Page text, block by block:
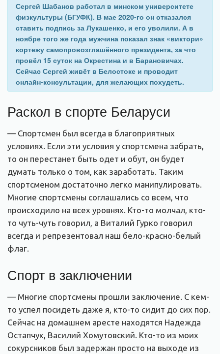
Сергей Шабанов работал в минском университете
физкультуры (БГУФК). В мае 2020-го он отказался
ставить подпись за Лукашенко, и его уволили. А в
ноябре того же года мужчина показал знак «виктори»
кортежу самопровозглашённого президента, за что
провёл 15 суток на Окрестина и в Барановичах.
Сейчас Сергей живёт в Белостоке и проводит
онлайн-консультации, для желающих похудеть.
Раскол в спорте Беларуси
— Спортсмен был всегда в благоприятных
условиях. Если эти условия у спортсмена забрать,
то он перестанет быть одет и обут, он будет
думать только о том, как заработать. Таким
спортсменом достаточно легко манипулировать.
Многие спортсмены соглашались со всем, что
происходило на всех уровнях. Кто-то молчал, кто-
то чуть-чуть говорил, а Виталий Гурко говорил
всегда и репрезентовал наш бело-красно-белый
флаг.
Спорт в заключении
— Многие спортсмены прошли заключение. С кем-
то успел посидеть даже я, кто-то сидит до сих пор.
Сейчас на домашнем аресте находятся Надежда
Остапчук, Василий Хомутовский. Кто-то из моих
сокурсников был задержан просто на выходе из